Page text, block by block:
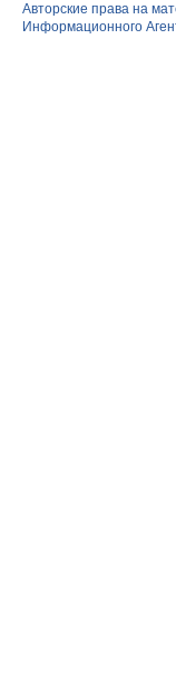
Авторские права на
Информационного